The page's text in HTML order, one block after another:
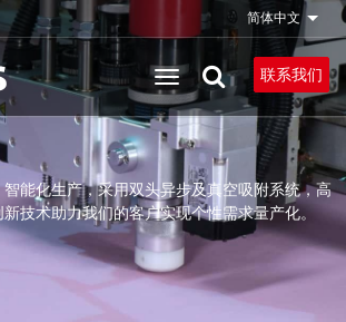
简体中文 列出
联系我们
能化生产，采用双头异步及真空吸附系统，高
技术助力我们的客户实现个性需求量产化。